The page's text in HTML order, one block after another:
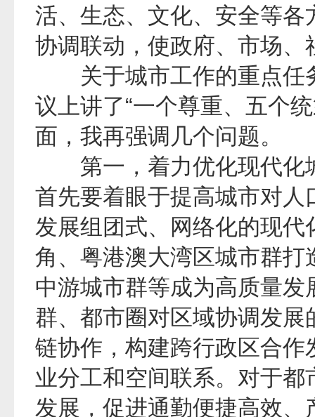
活、生态、文化、安全等
协调联动，使政府、市场
关于城市工作的重点任
议上讲了“一个尊重、五个
面，我再强调几个问题。
第一，着力优化现代化
首先要着眼于提高城市对
发展组团式、网络化的现
角、粤港澳大湾区城市群
中游城市群等成为高质量
群、都市圈对区域协调发
链协作，构建跨行政区合
业分工和空间联系。对于
发展，促进通勤便捷高效